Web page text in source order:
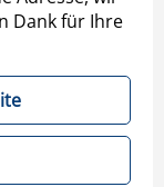
Dank für Ihre